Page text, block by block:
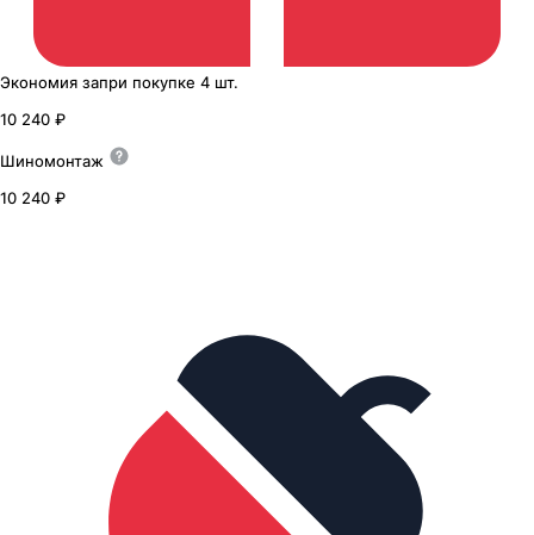
Экономия запри покупке 4 шт.
10 240 ₽
Шиномонтаж
10 240 ₽